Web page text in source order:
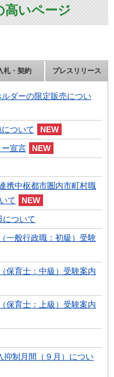
高いページ
札・契約 プレスリリース
ダーの限定販売につい
ついて
宣言
携中枢都市圏内市町村職
て
ついて
一般行政職：初級）受験
保育士：中級）受験案内
保育士：上級）受験案内
抑制月間（９月）につい